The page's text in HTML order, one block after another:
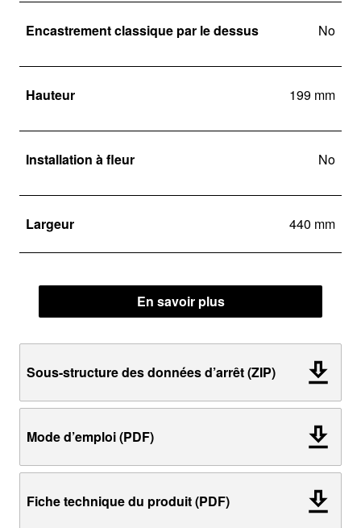
Encastrement classique par le dessus No
Hauteur 199 mm
Installation à fleur No
Largeur 440 mm
En savoir plus
Sous-structure des données d’arrêt (ZIP)
Mode d’emploi (PDF)
Fiche technique du produit (PDF)